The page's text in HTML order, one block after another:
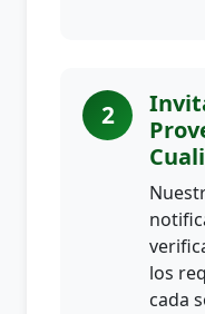
2
los
cada